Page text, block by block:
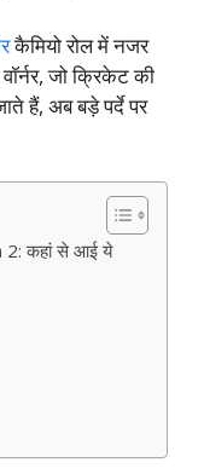
कैमियो रोल में नजर
जो क्रिकेट की
हैं, अब बड़े पर्दे पर
कहां से आई ये